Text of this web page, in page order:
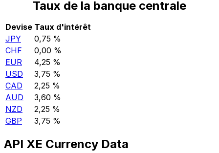
Taux de la banque centrale
Devise Taux d'intérêt
JPY
0,75 %
CHF
0,00 %
EUR
4,25 %
USD
3,75 %
CAD
2,25 %
AUD
3,60 %
NZD
2,25 %
GBP
3,75 %
API XE Currency Data